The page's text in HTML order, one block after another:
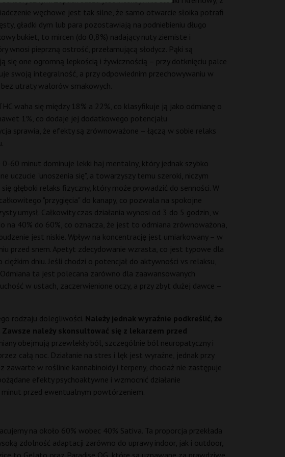
węchowe jest tak silne, że samo otwarcie słoika potrafi
gładki dym lub para pozostawiają na podniebieniu długo
bukiet, to mircen (do 0,8%) nadający nuty ziemiste i
pieprzną ostrość, przełamującą słodycz. Pąki są
one ogromną lepkością i żywicznością – przy dotknięciu palce
swoją integralność, a przy odpowiednim przechowywaniu w
utraty walorów smakowych.
waha się między 18% a 22%, co klasyfikuje ją jako odmianę o
1%, co dodaje jej dodatkowego potencjału
sprawia, że efekty są zrównoważone – łączą w sobie relaks
60 minut dominuje lekki haj mentalny, który jednak szybko
uczucie "unoszenia się", a towarzyszy temu szeroki, niczym
głęboki relaks fizyczny, który może prowadzić do senności. W
"przygięcia" do kanapy, co pozwala na spokojne
umysł. Całkowity czas działania wynosi od 3 do 5 godzin, w
40% do 60%, co oznacza, że jest to odmiana zrównoważona,
jest niskie. Wpływ na koncentrację jest umiarkowany – w
przed snem. Apetyt zdecydowanie wzrasta, co jest typowe dla
dniu. Jeśli chodzi o potencjał do aktywności vs relaksu,
ta jest polecana zarówno dla zaawansowanych
w ustach, zaczerwienione oczy, a przy zbyt dużej dawce –
rodzaju dolegliwości. Należy jednak wyraźnie podkreślić, że
należy skonsultować się z lekarzem przed
obejmują przewlekły ból, szczególnie ból neuropatyczny i
całą noc. Działanie na stres i lęk jest wyraźne, jednak przy
w roślinie kannabinoidy i terpeny, chociaż nie zastępuje
efekty psychoaktywne i wzmocnić działanie
przed ewentualnym powtórzeniem.
na około 60% wobec 40% Sativa. Ta proporcja przekłada
zdolność adaptacji zarówno do uprawy indoor, jak i outdoor,